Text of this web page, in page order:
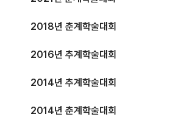
2018년 춘계학술대회
2016년 추계학술대회
2014년 추계학술대회
2014년 춘계학술대회